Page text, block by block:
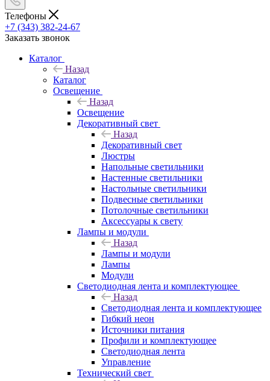
Телефоны
+7 (343) 382-24-67
Заказать звонок
Каталог
Назад
Каталог
Освещение
Назад
Освещение
Декоративный свет
Назад
Декоративный свет
Люстры
Напольные светильники
Настенные светильники
Настольные светильники
Подвесные светильники
Потолочные светильники
Аксессуары к свету
Лампы и модули
Назад
Лампы и модули
Лампы
Модули
Светодиодная лента и комплектующее
Назад
Светодиодная лента и комплектующее
Гибкий неон
Источники питания
Профили и комплектующее
Светодиодная лента
Управление
Технический свет